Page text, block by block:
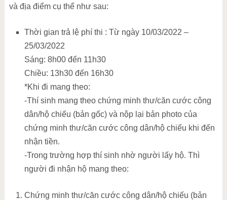
và địa điểm cụ thể như sau:
Thời gian trả lệ phí thi : Từ ngày 10/03/2022 –
25/03/2022
Sáng: 8h00 đến 11h30
Chiều: 13h30 đến 16h30
*Khi đi mang theo:
-Thí sinh mang theo chứng minh thư/căn cước công
dân/hộ chiếu (bản gốc) và nộp lại bản photo của
chứng minh thư/căn cước công dân/hộ chiếu khi đến
nhận tiền.
-Trong trường hợp thí sinh nhờ người lấy hộ. Thì
người đi nhận hộ mang theo:
Chứng minh thư/căn cước công dân/hộ chiếu (bản